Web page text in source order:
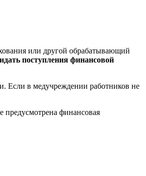
или другой обрабатывающий
поступления финансовой
Если в медучреждении работников не
предусмотрена финансовая